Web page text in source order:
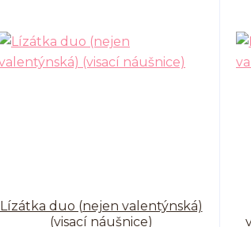
Lízátka duo (nejen valentýnská)
(visací náušnice)